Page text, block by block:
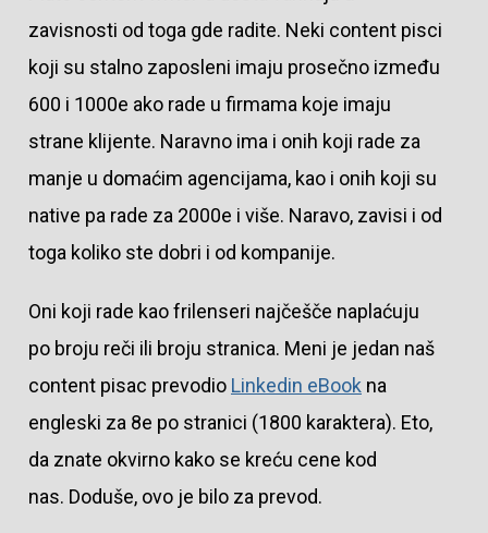
zavisnosti od toga gde radite. Neki content pisci
koji su stalno zaposleni imaju prosečno između
600 i 1000e ako rade u firmama koje imaju
strane klijente. Naravno ima i onih koji rade za
manje u domaćim agencijama, kao i onih koji su
native pa rade za 2000e i više. Naravo, zavisi i od
toga koliko ste dobri i od kompanije.
Oni koji rade kao frilenseri najčešče naplaćuju
po broju reči ili broju stranica. Meni je jedan naš
content pisac prevodio Linkedin eBook na
engleski za 8e po stranici (1800 karaktera). Eto,
da znate okvirno kako se kreću cene kod
nas. Doduše, ovo je bilo za prevod.